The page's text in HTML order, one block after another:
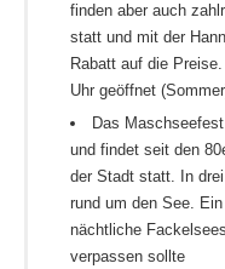
finden aber auch
statt und mit der
Rabatt auf die
Uhr geöffnet
Das
und findet seit den
der Stadt statt. In
rund um den See.
nächtliche
verpassen sollte